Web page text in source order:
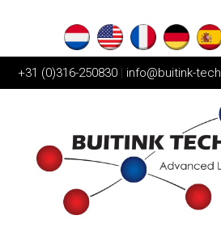
+31 (0)316-250830 | info@buitink-